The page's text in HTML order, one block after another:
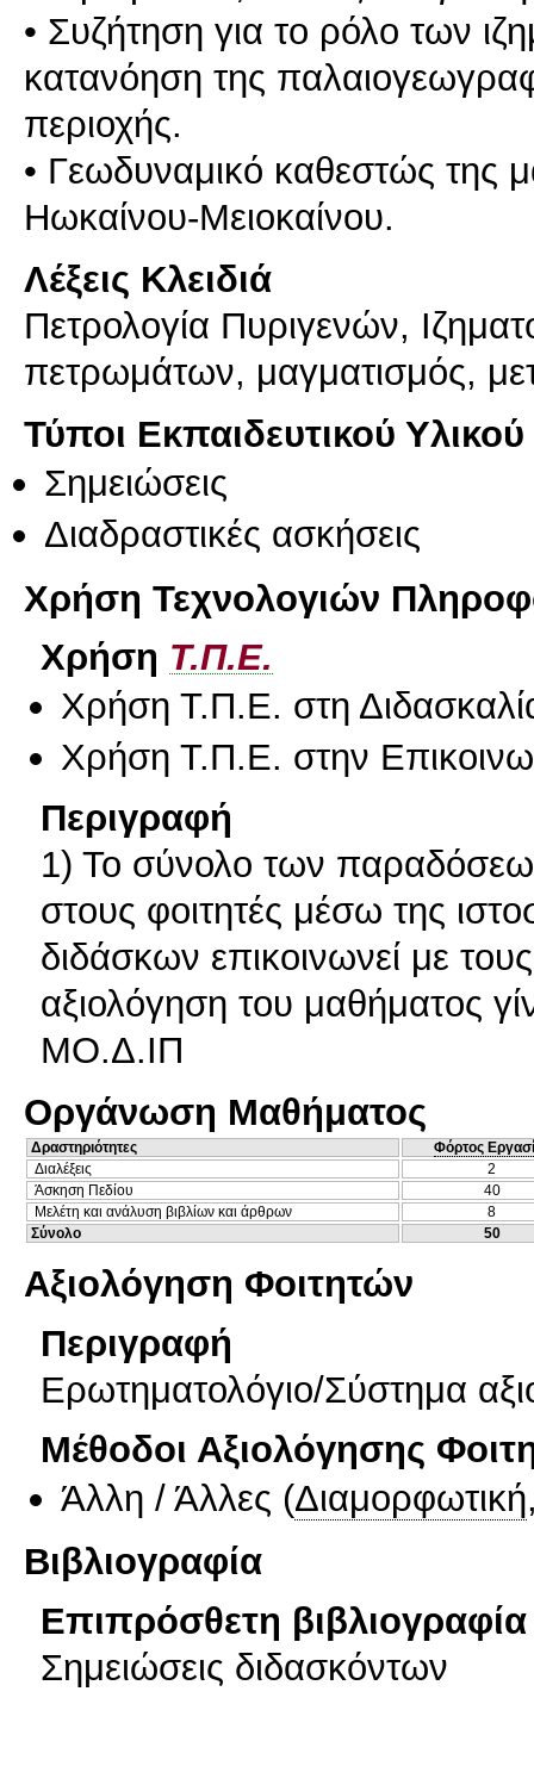
• Συζήτηση για το ρόλο των
κατανόηση της
περιοχής.
• Γεωδυναμικό καθεστώς της
Λέξεις Κλειδιά
Πετρολογία Πυριγενών,
πετρωμάτων, μαγματισμός,
Τύποι Εκπαιδευτικού Υλικού
Σημειώσεις
Διαδραστικές ασκήσεις
Χρήση Τεχνολογιών
Χρήση Τ.Π.Ε.
Χρήση Τ.Π.Ε. στη
Χρήση Τ.Π.Ε. στην
Περιγραφή
1) Το σύνολο των
στους φοιτητές μέσω της
διδάσκων επικοινωνεί με
αξιολόγηση του μαθήματος
ΜΟ.Δ.ΙΠ
Οργάνωση Μαθήματος
Δραστηριότητες
Φόρτος
Διαλέξεις
2
Άσκηση Πεδίου
40
Μελέτη και ανάλυση βιβλίων και άρθρων
8
Σύνολο
50
Αξιολόγηση Φοιτητών
Περιγραφή
Ερωτηματολόγιο/Σύστημα
Μέθοδοι Αξιολόγησης
Άλλη / Άλλες (Διαμορφωτική
Βιβλιογραφία
Επιπρόσθετη βιβλιογραφία
Σημειώσεις διδασκόντων